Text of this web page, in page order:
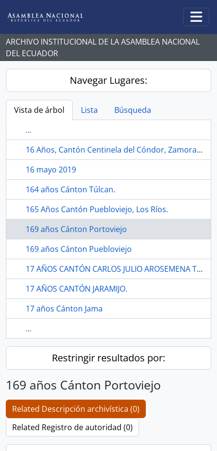
ARCHIVO INSTITUCIONAL DE LA ASAMBLEA NACIONAL
DEL ECUADOR
Navegar Lugares:
Vista de árbol Lista
Búsqueda
...
16 Años, Cantón Centinela del Cóndor, Zamora Chinchipe.
16 mayo 2019
164 años Cánton Túlcan.
165 Años Cantón Puebloviejo, Los Ríos.
169 años Cánton Portoviejo
169 años Cánton Puebloviejo
17 AÑOS CANTÓN CARLOS JULIO AROSEMENA TOLA.
17 AÑOS CANTÓN JARAMIJO.
17 años Cánton Jama
...
Restringir resultados por:
169 años Cánton Portoviejo
Related Descripción archivística (0)
Related Registro de autoridad (0)